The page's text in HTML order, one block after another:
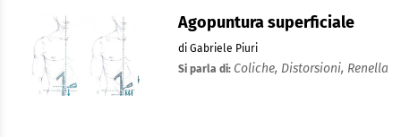
Agopuntura superficiale
di Gabriele Piuri
Si parla di: Coliche, Distorsioni, Renella